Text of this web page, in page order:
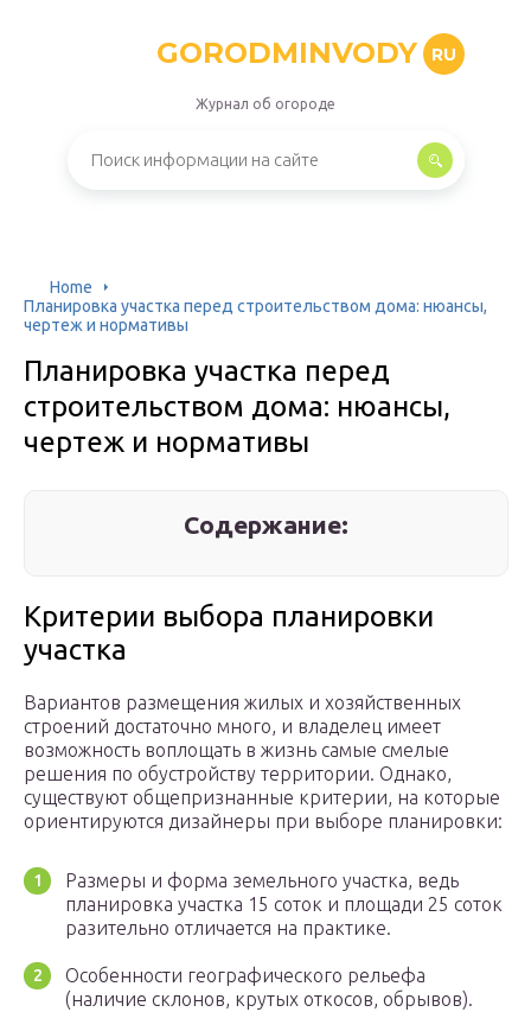
GORODMINVODY RU
Журнал об огороде
Home
Планировка участка перед строительством дома: нюансы,
чертеж и нормативы
Планировка участка перед
строительством дома: нюансы,
чертеж и нормативы
Содержание:
Критерии выбора планировки
участка
Вариантов размещения жилых и хозяйственных
строений достаточно много, и владелец имеет
возможность воплощать в жизнь самые смелые
решения по обустройству территории. Однако,
существуют общепризнанные критерии, на которые
ориентируются дизайнеры при выборе планировки:
Размеры и форма земельного участка, ведь
планировка участка 15 соток и площади 25 соток
разительно отличается на практике.
Особенности географического рельефа
(наличие склонов, крутых откосов, обрывов).